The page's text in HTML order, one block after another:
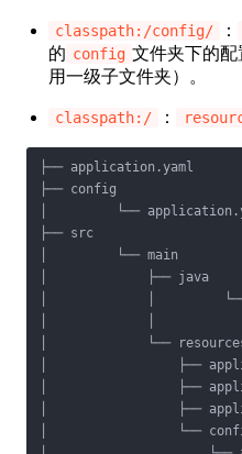
classpath:/config/ ：
的 config 文件夹下的
用一级子文件夹）。
classpath:/ ：
├── application.yaml
├── config
│         └──
├── src
│         └── main
│             ├── java
│             │         └──
│             │
│             └──
│                 ├──
│                 ├──
│                 ├──
│                 └──